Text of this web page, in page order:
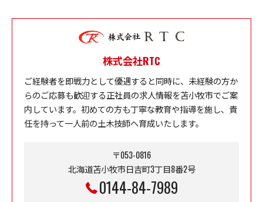
株式会社RTC
ご経験者を即戦力として優遇すると同時に、未経験の方か
らのご応募も歓迎する正社員の求人情報を苫小牧市でご案
内しています。初めての方も丁寧な教育や指導を施し、責
任を持って一人前の土木技師へ育成いたします。
〒053-0816
北海道苫小牧市日吉町3丁目8番2号
0144-84-7989